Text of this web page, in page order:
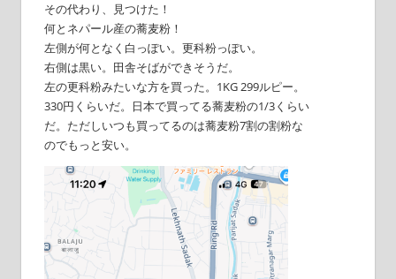
その代わり、見つけた！
何とネパール産の蕎麦粉！
左側が何となく白っぽい。更科粉っぽい。
右側は黒い。田舎そばができそうだ。
左の更科粉みたいな方を買った。1KG 299ルピー。
330円くらいだ。日本で買ってる蕎麦粉の1/3くらい
だ。ただしいつも買ってるのは蕎麦粉7割の割粉な
のでもっと安い。